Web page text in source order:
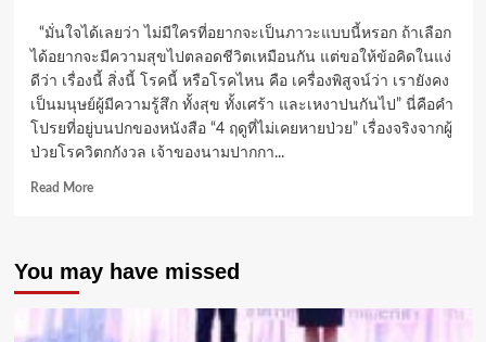
“มั่นใจได้เลยว่า ไม่มีใครที่อยากจะเป็นภาวะแบบนี้หรอก ถ้าเลือก
ได้อยากจะมีความสุขไปตลอดชีวิตเหมือนกัน แต่ขอให้ข้อคิดในแง่
ดีว่า เรื่องนี้ สิ่งนี้ โรคนี้ หรือโรคไหน คือ เครื่องพิสูจน์ว่า เรายังคง
เป็นมนุษย์ผู้มีความรู้สึก ทั้งสุข ทั้งเศร้า และเหงาปนกันไป” นี่คือคำ
โปรยที่อยู่บนปกของหนังสือ “4 ฤดูที่ไม่เคยหายป่วย” เรื่องจริงจากผู้
ป่วยโรควิตกกังวล เจ้าของนามปากกา...
Read MoreRead
กับ
“ปลาย
นที”
You may have missed